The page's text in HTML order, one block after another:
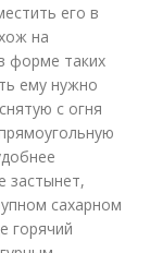
его в
на
форме таких
ему нужно
с огня
застынет,
сахарном
горячий